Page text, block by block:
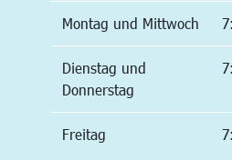
Montag und Mittwoch
Dienstag und
Donnerstag
Freitag